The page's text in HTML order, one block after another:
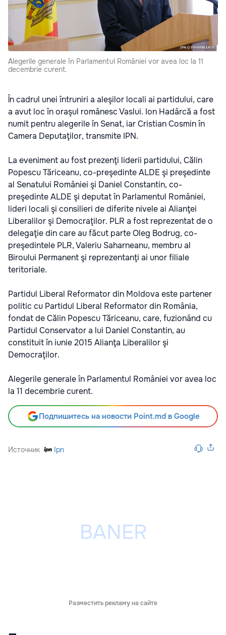
Alegerile generale în Parlamentul României vor avea loc la 11
decembrie curent.
În cadrul unei întruniri a aleşilor locali ai partidului, care
a avut loc în oraşul românesc Vaslui. Ion Hadârcă a fost
numit pentru alegerile în Senat, iar Cristian Cosmin în
Camera Deputaţilor, transmite IPN.
La eveniment au fost prezenţi liderii partidului, Călin
Popescu Tăriceanu, co-preşedinte ALDE şi preşedinte
al Senatului României şi Daniel Constantin, co-
preşedinte ALDE şi deputat în Parlamentul României,
lideri locali şi consilieri de diferite nivele ai Alianţei
Liberalilor şi Democraţilor. PLR a fost reprezentat de o
delegaţie din care au făcut parte Oleg Bodrug, co-
preşedintele PLR, Valeriu Saharneanu, membru al
Biroului Permanent şi reprezentanţi ai unor filiale
teritoriale.
Partidul Liberal Reformator din Moldova este partener
politic cu Partidul Liberal Reformator din România,
fondat de Călin Popescu Tăriceanu, care, fuzionând cu
Partidul Conservator a lui Daniel Constantin, au
constituit în iunie 2015 Alianţa Liberalilor şi
Democraţilor.
Alegerile generale în Parlamentul României vor avea loc
la 11 decembrie curent.
Подпишитесь на новости Point.md в Google
Источник Ipn
Разместить рекламу на сайте